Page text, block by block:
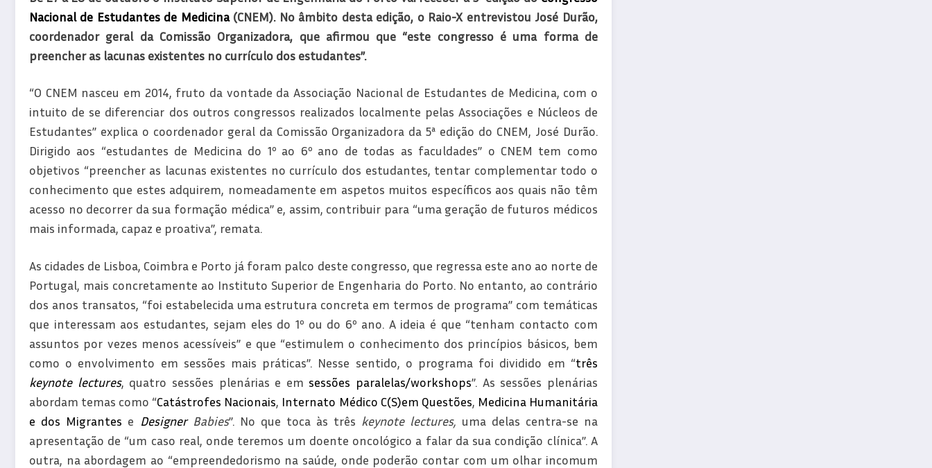
Nacional de Estudantes de Medicina(CNEM). No âmbito desta edição, o Raio-X entrevistou José Durão,
coordenador geral da Comissão Organizadora, que afirmou que “este congresso é uma forma de
preencher as lacunas existentes no currículo dos estudantes”.
“O CNEM nasceu em 2014, fruto da vontade da Associação Nacional de Estudantes de Medicina, com o
intuito de se diferenciar dos outros congressos realizados localmente pelas Associações e Núcleos de
Estudantes” explica o coordenador geral da Comissão Organizadora da 5ª edição do CNEM, José Durão.
Dirigido aos “estudantes de Medicina do 1º ao 6º ano de todas as faculdades” o CNEM tem como
objetivos “preencher as lacunas existentes no currículo dos estudantes, tentar complementar todo o
conhecimento que estes adquirem, nomeadamente em aspetos muitos específicos aos quais não têm
acesso no decorrer da sua formação médica” e, assim, contribuir para “uma geração de futuros médicos
mais informada, capaz e proativa”, remata.
As cidades de Lisboa, Coimbra e Porto já foram palco deste congresso, que regressa este ano ao norte de
Portugal, mais concretamente ao Instituto Superior de Engenharia do Porto. No entanto, ao contrário
dos anos transatos, “foi estabelecida uma estrutura concreta em termos de programa” com temáticas
que interessam aos estudantes, sejam eles do 1º ou do 6º ano. A ideia é que “tenham contacto com
assuntos por vezes menos acessíveis” e que “estimulem o conhecimento dos princípios básicos, bem
como o envolvimento em sessões mais práticas”. Nesse sentido, o programa foi dividido em “três
keynote lectures, quatro sessões plenárias e em sessões paralelas/workshops”. As sessões plenárias
abordam temas como “Catástrofes Nacionais, Internato Médico C(S)em Questões, Medicina Humanitária
e dos Migrantes e Designer Babies”. No que toca às três keynote lectures, uma delas centra-se na
apresentação de “um caso real, onde teremos um doente oncológico a falar da sua condição clínica”. A
outra, na abordagem ao “empreendedorismo na saúde, onde poderão contar com um olhar incomum